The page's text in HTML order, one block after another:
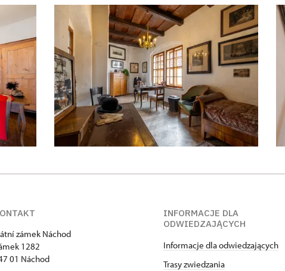
zámek Náchod
1282
01 Náchod
INFORMACJE DLA
ODWIEDZAJĄCYCH
Informacje dla odwiedzających
Trasy zwiedzania